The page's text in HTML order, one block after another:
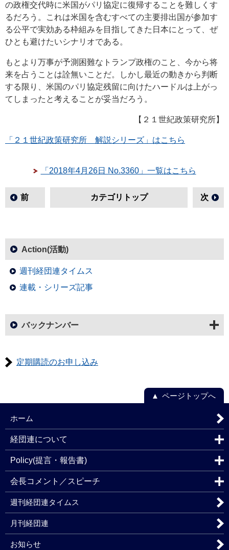
の政権交代時に米国がパリ協定に復帰することを難しくす
るだろう。これは米国を含むすべての主要排出国が参加す
る公平で実効ある枠組みを目指してきた日本にとって、ぜ
ひとも避けたいシナリオである。
もとより万事が予測困難なトランプ政権のこと、今から将
来を占うことは詮無いことだ。しかし最近の動きから判断
する限り、米国のパリ協定残留に向けたハードルは上がっ
てしまったと考えることが妥当だろう。
【２１世紀政策研究所】
「２１世紀政策研究所 解説シリーズ」はこちら
「2018年4月26日 No.3360」一覧はこちら
前 カテゴリトップ 次
Action(活動)
週刊経団連タイムス
連載・シリーズ記事
バックナンバー
定期購読のお申し込み
ページトップへ
ホーム
経団連について
Policy(提言・報告書)
会長コメント／スピーチ
週刊経団連タイムス
月刊経団連
お知らせ